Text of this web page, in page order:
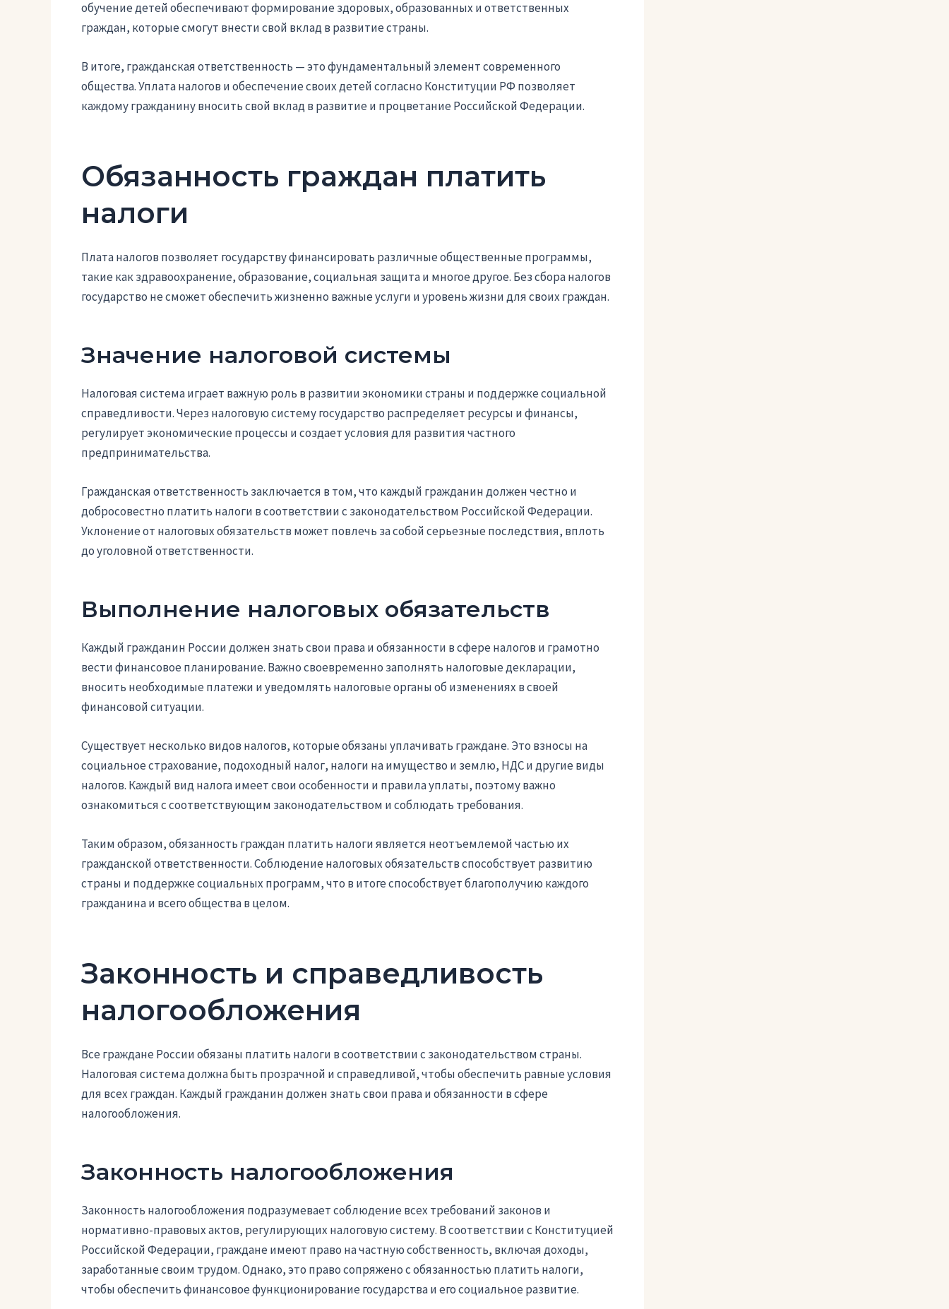
обучение детей обеспечивают формирование здоровых, образованных и ответственных
граждан, которые смогут внести свой вклад в развитие страны.
В итоге, гражданская ответственность — это фундаментальный элемент современного
общества. Уплата налогов и обеспечение своих детей согласно Конституции РФ позволяет
каждому гражданину вносить свой вклад в развитие и процветание Российской Федерации.
Обязанность граждан платить
налоги
Плата налогов позволяет государству финансировать различные общественные программы,
такие как здравоохранение, образование, социальная защита и многое другое. Без сбора налогов
государство не сможет обеспечить жизненно важные услуги и уровень жизни для своих граждан.
Значение налоговой системы
Налоговая система играет важную роль в развитии экономики страны и поддержке социальной
справедливости. Через налоговую систему государство распределяет ресурсы и финансы,
регулирует экономические процессы и создает условия для развития частного
предпринимательства.
Гражданская ответственность заключается в том, что каждый гражданин должен честно и
добросовестно платить налоги в соответствии с законодательством Российской Федерации.
Уклонение от налоговых обязательств может повлечь за собой серьезные последствия, вплоть
до уголовной ответственности.
Выполнение налоговых обязательств
Каждый гражданин России должен знать свои права и обязанности в сфере налогов и грамотно
вести финансовое планирование. Важно своевременно заполнять налоговые декларации,
вносить необходимые платежи и уведомлять налоговые органы об изменениях в своей
финансовой ситуации.
Существует несколько видов налогов, которые обязаны уплачивать граждане. Это взносы на
социальное страхование, подоходный налог, налоги на имущество и землю, НДС и другие виды
налогов. Каждый вид налога имеет свои особенности и правила уплаты, поэтому важно
ознакомиться с соответствующим законодательством и соблюдать требования.
Таким образом, обязанность граждан платить налоги является неотъемлемой частью их
гражданской ответственности. Соблюдение налоговых обязательств способствует развитию
страны и поддержке социальных программ, что в итоге способствует благополучию каждого
гражданина и всего общества в целом.
Законность и справедливость
налогообложения
Все граждане России обязаны платить налоги в соответствии с законодательством страны.
Налоговая система должна быть прозрачной и справедливой, чтобы обеспечить равные условия
для всех граждан. Каждый гражданин должен знать свои права и обязанности в сфере
налогообложения.
Законность налогообложения
Законность налогообложения подразумевает соблюдение всех требований законов и
нормативно-правовых актов, регулирующих налоговую систему. В соответствии с Конституцией
Российской Федерации, граждане имеют право на частную собственность, включая доходы,
заработанные своим трудом. Однако, это право сопряжено с обязанностью платить налоги,
чтобы обеспечить финансовое функционирование государства и его социальное развитие.